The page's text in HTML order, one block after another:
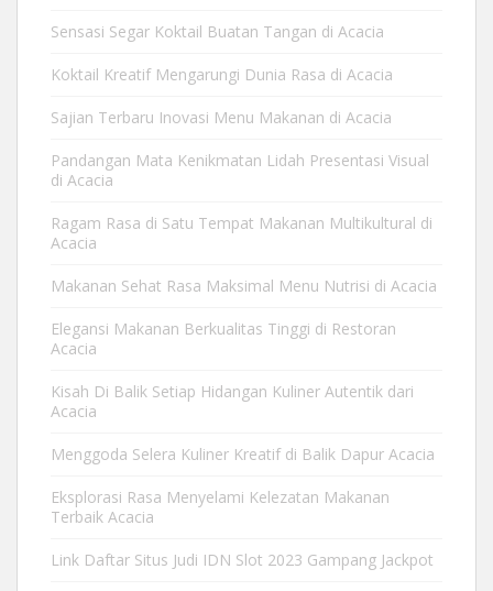
Sensasi Segar Koktail Buatan Tangan di Acacia
Koktail Kreatif Mengarungi Dunia Rasa di Acacia
Sajian Terbaru Inovasi Menu Makanan di Acacia
Pandangan Mata Kenikmatan Lidah Presentasi Visual
di Acacia
Ragam Rasa di Satu Tempat Makanan Multikultural di
Acacia
Makanan Sehat Rasa Maksimal Menu Nutrisi di Acacia
Elegansi Makanan Berkualitas Tinggi di Restoran
Acacia
Kisah Di Balik Setiap Hidangan Kuliner Autentik dari
Acacia
Menggoda Selera Kuliner Kreatif di Balik Dapur Acacia
Eksplorasi Rasa Menyelami Kelezatan Makanan
Terbaik Acacia
Link Daftar Situs Judi IDN Slot 2023 Gampang Jackpot